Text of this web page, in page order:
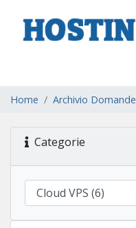
Home Archivio Domande
Categorie